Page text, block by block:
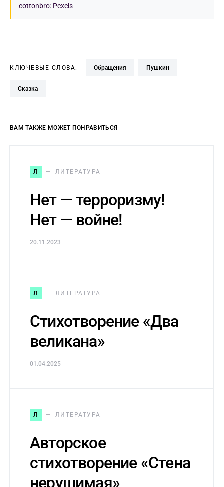
cottonbro: Pexels
КЛЮЧЕВЫЕ СЛОВА: Обращения Пушкин
сказка
ВАМ ТАКЖЕ МОЖЕТ ПОНРАВИТЬСЯ
Л ЛИТЕРАТУРА
Нет — терроризму!
Нет — войне!
20.11.2023
Л ЛИТЕРАТУРА
Стихотворение «Два
великана»
01.04.2025
Л ЛИТЕРАТУРА
Авторское
стихотворение «Стена
нерушимая»